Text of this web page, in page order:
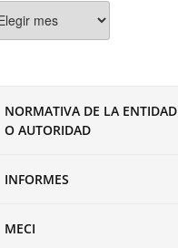
NORMATIVA DE LA ENTIDAD
O AUTORIDAD
INFORMES
MECI